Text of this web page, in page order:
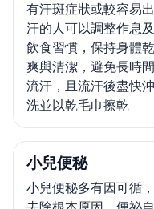
有汗斑症狀或較容易出
汗的人可以調整作息及
飲食習慣，保持身體乾
爽與清潔，避免長時間
流汗，且流汗後盡快沖
洗並以乾毛巾擦乾
小兒便秘
小兒便秘多有因可循，